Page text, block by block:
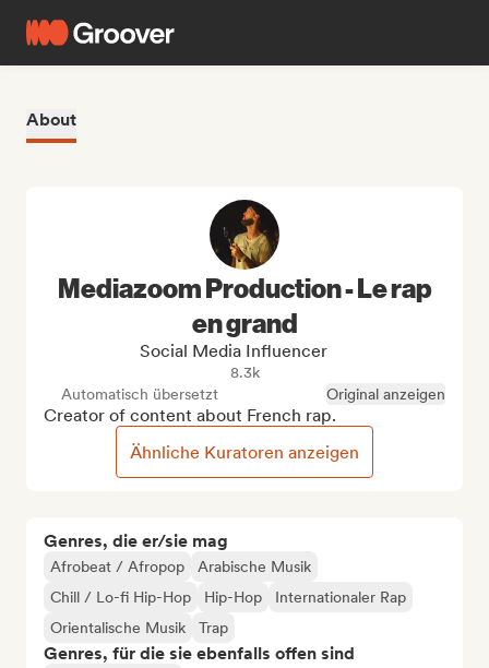
About
Genres, die er/sie mag
Afrobeat / Afropop
Arabische Musik
Chill / Lo-fi Hip-Hop
Hip-Hop
Internationaler Rap
Orientalische Musik
Trap
Genres, für die sie ebenfalls offen sind
Mediazoom Production - Le rap
en grand
Social Media Influencer
8.3k
Automatisch übersetzt
Original anzeigen
Creator of content about French rap.
Ähnliche Kuratoren anzeigen